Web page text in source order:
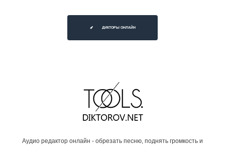
ДИКТОРЫ ОНЛАЙН
Аудио редактор онлайн - обрезать песню, поднять громкость и